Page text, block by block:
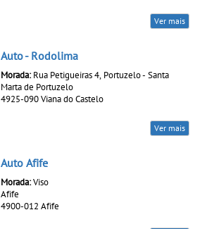
Ver mais
Auto - Rodolima
Morada: Rua Petigueiras 4, Portuzelo - Santa
Marta de Portuzelo
4925-090 Viana do Castelo
Ver mais
Auto Afife
Morada:Viso
Afife
4900-012 Afife